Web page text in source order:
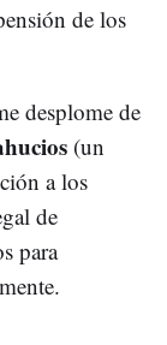
de los
desplome de
(un
a los
de
para